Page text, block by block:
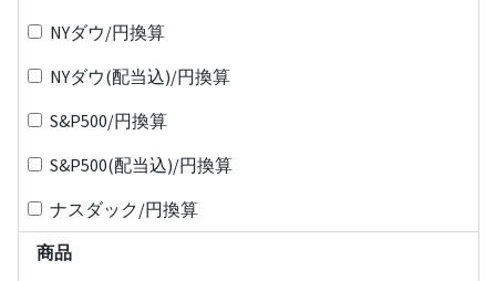
NYダウ/円換算
NYダウ(配当込)/円換算
S&P500/円換算
S&P500(配当込)/円換算
ナスダック/円換算
商品